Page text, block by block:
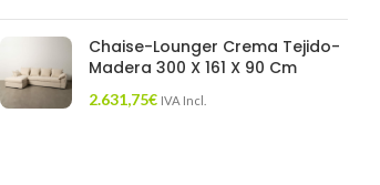
Chaise-Lounger Crema Tejido-
Madera 300 X 161 X 90 Cm
2.631,75€ IVA Incl.